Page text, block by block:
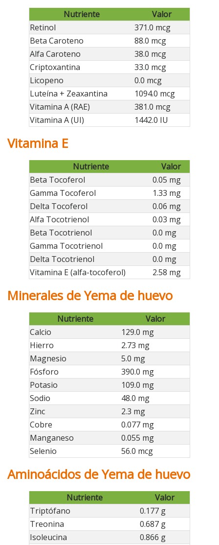
Nutriente
Valor
Retinol
371.0 mcg
Beta Caroteno
88.0 mcg
Alfa Caroteno
38.0 mcg
Criptoxantina
33.0 mcg
Licopeno
0.0 mcg
Luteína + Zeaxantina
1094.0 mcg
Vitamina A (RAE)
381.0 mcg
Vitamina A (UI)
1442.0 IU
Vitamina E
Nutriente
Valor
Beta Tocoferol
0.05 mg
Gamma Tocoferol
1.33 mg
Delta Tocoferol
0.06 mg
Alfa Tocotrienol
0.03 mg
Beta Tocotrienol
0.0 mg
Gamma Tocotrienol
0.0 mg
Delta Tocotrienol
0.0 mg
Vitamina E (alfa-tocoferol)
2.58 mg
Minerales de Yema de huevo
Nutriente
Valor
Calcio
129.0 mg
Hierro
2.73 mg
Magnesio
5.0 mg
Fósforo
390.0 mg
Potasio
109.0 mg
Sodio
48.0 mg
Zinc
2.3 mg
Cobre
0.077 mg
Manganeso
0.055 mg
Selenio
56.0 mcg
Aminoácidos de Yema de huevo
Nutriente
Valor
Triptófano
0.177 g
Treonina
0.687 g
Isoleucina
0.866 g